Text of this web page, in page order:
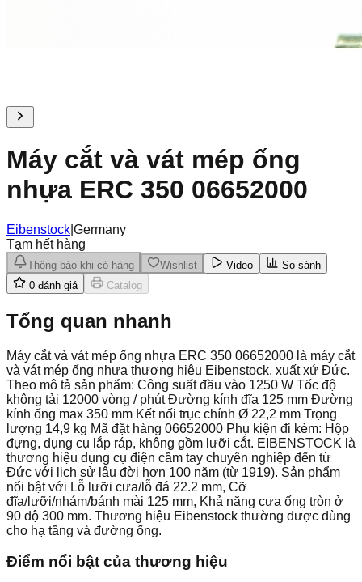
Máy cắt và vát mép ống
nhựa ERC 350 06652000
Eibenstock Germany
Tạm hết hàng
Thông báo khi có hàng Wishlist Video
So sánh
0 đánh giá Catalog
Tổng quan nhanh
Máy cắt và vát mép ống nhựa ERC 350 06652000 là máy cắt
và vát mép ống nhựa thương hiệu Eibenstock, xuất xứ Đức.
Theo mô tả sản phẩm: Công suất đầu vào 1250 W Tốc độ
không tải 12000 vòng / phút Đường kính đĩa 125 mm Đường
kính ống max 350 mm Kết nối trục chính Ø 22,2 mm Trọng
lượng 14,9 kg Mã đặt hàng 06652000 Phụ kiện đi kèm: Hộp
đựng, dụng cụ lắp ráp, không gồm lưỡi cắt. EIBENSTOCK là
thương hiệu dụng cụ điện cầm tay chuyên nghiệp đến từ
Đức với lịch sử lâu đời hơn 100 năm (từ 1919). Sản phẩm
nổi bật với Lỗ lưỡi cưa/lỗ đá 22.2 mm, Cỡ
đĩa/lưỡi/nhám/bánh mài 125 mm, Khả năng cưa ống tròn ở
90 độ 300 mm. Thương hiệu Eibenstock thường được dùng
cho hạ tầng và đường ống.
Điểm nổi bật của thương hiệu